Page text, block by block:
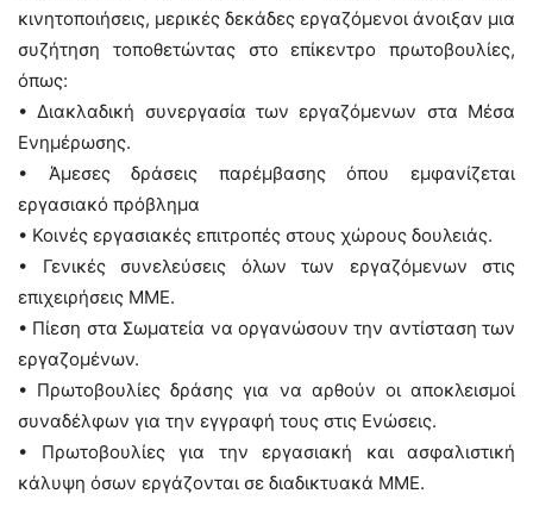
κινητοποιήσεις, μερικές δεκάδες εργαζόμενοι άνοιξαν μια
συζήτηση τοποθετώντας στο επίκεντρο πρωτοβουλίες,
όπως:
• Διακλαδική συνεργασία των εργαζόμενων στα Μέσα
Ενημέρωσης.
• Άμεσες δράσεις παρέμβασης όπου εμφανίζεται
εργασιακό πρόβλημα
• Κοινές εργασιακές επιτροπές στους χώρους δουλειάς.
• Γενικές συνελεύσεις όλων των εργαζόμενων στις
επιχειρήσεις ΜΜΕ.
• Πίεση στα Σωματεία να οργανώσουν την αντίσταση των
εργαζομένων.
• Πρωτοβουλίες δράσης για να αρθούν οι αποκλεισμοί
συναδέλφων για την εγγραφή τους στις Ενώσεις.
• Πρωτοβουλίες για την εργασιακή και ασφαλιστική
κάλυψη όσων εργάζονται σε διαδικτυακά ΜΜΕ.